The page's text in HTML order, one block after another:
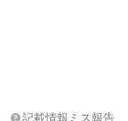
記載情報ミス報告